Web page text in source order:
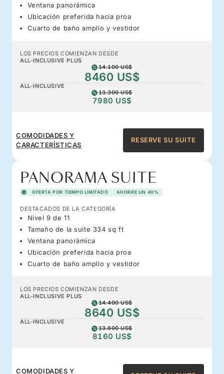
Ventana panorámica
Ubicación preferida hacia proa
Cuarto de baño amplio y vestidor
LOS PRECIOS COMIENZAN DESDE
ALL-INCLUSIVE PLUS
14.100 US$
8460 US$
ALL-INCLUSIVE
13.300 US$
7980 US$
COMODIDADES Y
CARACTERÍSTICAS
RESERVE SU SUITE
PANORAMA SUITE
OFERTA POR TIEMPO LIMITADO AHORRE UN 40%
DESTACADOS DE LA CATEGORÍA
Nivel 9 de 11
Tamaño de la suite 334 sq ft
Ventana panorámica
Ubicación preferida hacia proa
Cuarto de baño amplio y vestidor
LOS PRECIOS COMIENZAN DESDE
ALL-INCLUSIVE PLUS
14.400 US$
8640 US$
ALL-INCLUSIVE
13.600 US$
8160 US$
COMODIDADES Y